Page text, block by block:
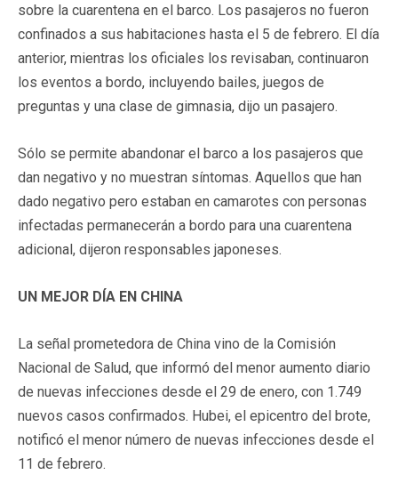
sobre la cuarentena en el barco. Los pasajeros no fueron
confinados a sus habitaciones hasta el 5 de febrero. El día
anterior, mientras los oficiales los revisaban, continuaron
los eventos a bordo, incluyendo bailes, juegos de
preguntas y una clase de gimnasia, dijo un pasajero.
Sólo se permite abandonar el barco a los pasajeros que
dan negativo y no muestran síntomas. Aquellos que han
dado negativo pero estaban en camarotes con personas
infectadas permanecerán a bordo para una cuarentena
adicional, dijeron responsables japoneses.
UN MEJOR DÍA EN CHINA
La señal prometedora de China vino de la Comisión
Nacional de Salud, que informó del menor aumento diario
de nuevas infecciones desde el 29 de enero, con 1.749
nuevos casos confirmados. Hubei, el epicentro del brote,
notificó el menor número de nuevas infecciones desde el
11 de febrero.